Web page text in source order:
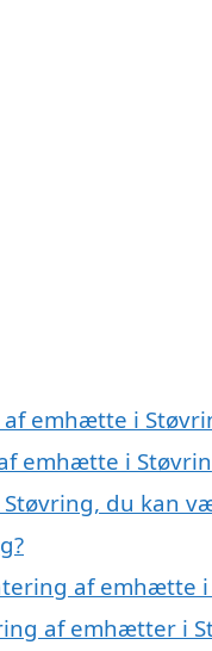
emhætte i
emhætte i
du kan
af emhætte i
af emhætter i